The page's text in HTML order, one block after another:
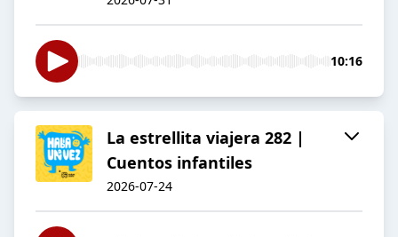
10:16
La estrellita viajera 282 |
Cuentos infantiles
2026-07-24